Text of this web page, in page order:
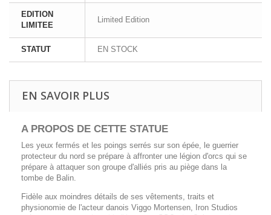
EDITION
LIMITEE
Limited Edition
STATUT EN STOCK
EN SAVOIR PLUS
A PROPOS DE CETTE STATUE
Les yeux fermés et les poings serrés sur son épée, le guerrier
protecteur du nord se prépare à affronter une légion d'orcs qui se
prépare à attaquer son groupe d'alliés pris au piège dans la
tombe de Balin.
Fidèle aux moindres détails de ses vêtements, traits et
physionomie de l'acteur danois Viggo Mortensen, Iron Studios